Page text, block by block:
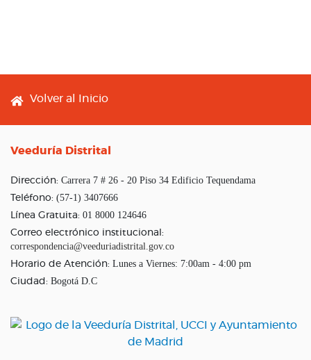
Footer menu
Volver al Inicio
Veeduría Distrital
Dirección: Carrera 7 # 26 - 20 Piso 34 Edificio Tequendama
Teléfono: (57-1) 3407666
Línea Gratuita: 01 8000 124646
Correo electrónico institucional:
correspondencia@veeduriadistrital.gov.co
Horario de Atención: Lunes a Viernes: 7:00am - 4:00 pm
Ciudad: Bogotá D.C